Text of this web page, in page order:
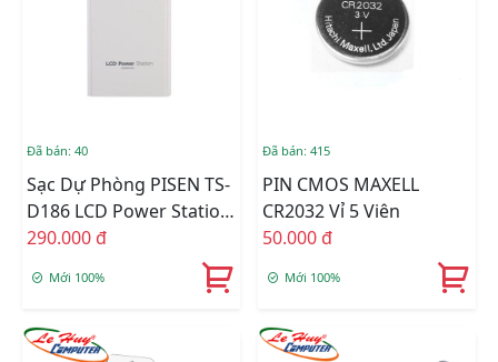
Đã bán: 40
Sạc Dự Phòng PISEN TS-
D186 LCD Power Station
10000mAh Smart
290.000 đ
Mới 100%
Đã bán: 415
PIN CMOS MAXELL
CR2032 Vỉ 5 Viên
50.000 đ
Mới 100%